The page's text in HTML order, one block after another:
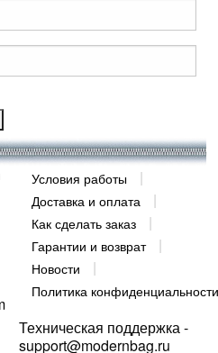
Условия работы
Доставка и оплата
Как сделать заказ
Гарантии и возврат
Новости
Политика конфиденциальности
Техническая поддержка -
support@modernbag.ru